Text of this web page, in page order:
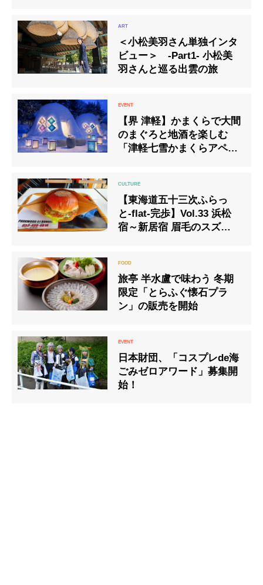
＜小松美羽さん単独インタ
ビュー＞ -Part1- 小松美
羽さんと巡る出雲の旅
【界 津軽】かまくらで大間
のまぐろと地酒を楽しむ
「津軽七雪かまくらアペ
【東海道五十三次ふらっ
と-flat-完歩】Vol.33 浜松
宿～新居宿 眉毛のスズキさ
旅亭 半水盧で味わう 冬期
限定「とらふぐ懐石プラ
ン」の販売を開始
日本財団、「コスプレde海
ごみゼロアワード」募集開
始！